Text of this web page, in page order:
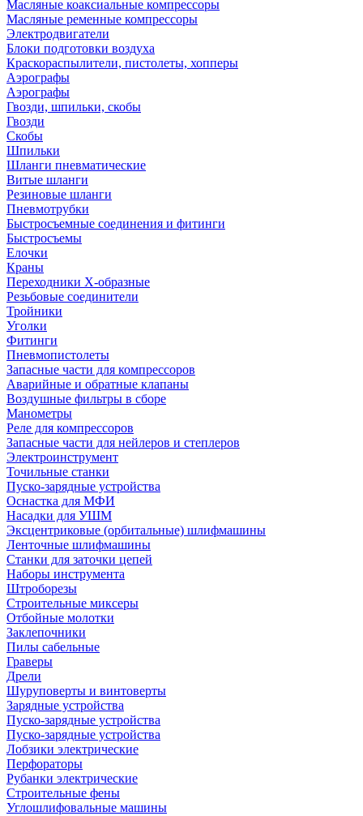
Масляные коаксиальные компрессоры
Масляные ременные компрессоры
Электродвигатели
Блоки подготовки воздуха
Краскораспылители, пистолеты, хопперы
Аэрографы
Аэрографы
Гвозди, шпильки, скобы
Гвозди
Скобы
Шпильки
Шланги пневматические
Витые шланги
Резиновые шланги
Пневмотрубки
Быстросъемные соединения и фитинги
Быстросъемы
Елочки
Краны
Переходники Х-образные
Резьбовые соединители
Тройники
Уголки
Фитинги
Пневмопистолеты
Запасные части для компрессоров
Аварийные и обратные клапаны
Воздушные фильтры в сборе
Манометры
Реле для компрессоров
Запасные части для нейлеров и степлеров
Электроинструмент
Точильные станки
Пуско-зарядные устройства
Оснастка для МФИ
Насадки для УШМ
Эксцентриковые (орбитальные) шлифмашины
Ленточные шлифмашины
Станки для заточки цепей
Наборы инструмента
Штроборезы
Строительные миксеры
Отбойные молотки
Заклепочники
Пилы сабельные
Граверы
Дрели
Шуруповерты и винтоверты
Зарядные устройства
Пуско-зарядные устройства
Пуско-зарядные устройства
Лобзики электрические
Перфораторы
Рубанки электрические
Строительные фены
Углошлифовальные машины